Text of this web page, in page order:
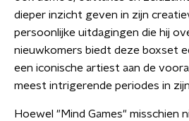
dieper inzicht geven in zijn
persoonlijke uitdagingen die hij
nieuwkomers biedt deze boxset
een iconische artiest aan de
meest intrigerende periodes in
Hoewel "Mind Games" misschien